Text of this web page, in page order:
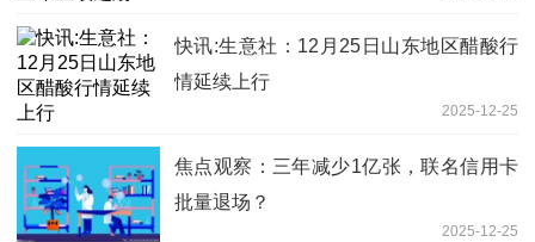
快讯:生意社：12月25日山东地区醋酸行
情延续上行
2025-12-25
焦点观察：三年减少1亿张，联名信用卡
批量退场？
2025-12-25